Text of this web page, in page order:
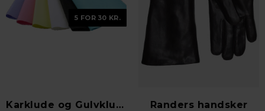
5 FOR 30 KR.
Karklude og Gulvklude Randers handsker